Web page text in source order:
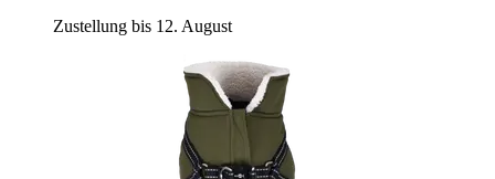
Zustellung bis 12. August